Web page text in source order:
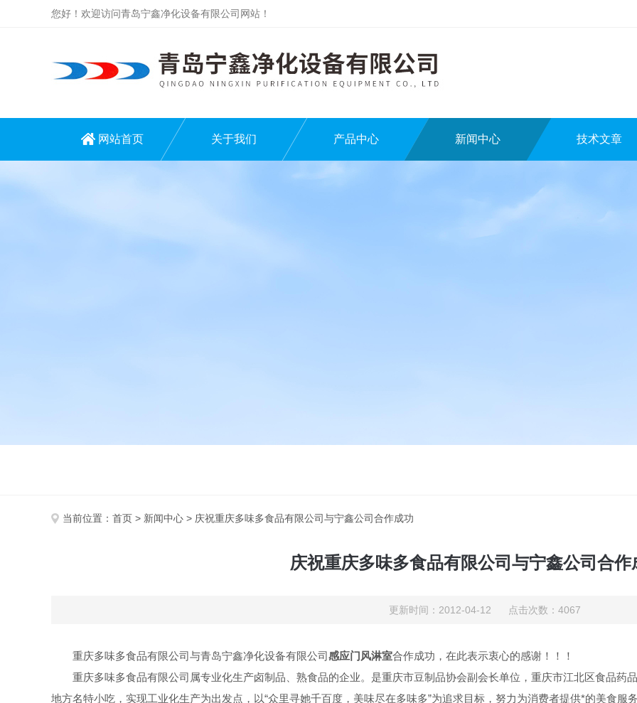
您好！欢迎访问青岛宁鑫净化设备有限公司网站！
网站首页 关于我们 产品中心 新闻中心 技术文章
当前位置： 首页 > 新闻中心 > 庆祝重庆多味多食品有限公司与宁鑫公司合作成功
庆祝重庆多味多食品有限公司与宁鑫公司合作
更新时间：2012-04-12 点击次数：4067
重庆多味多食品有限公司与青岛宁鑫净化设备有限公司感应门风淋室合作成功，在此表示衷心的感谢！！！
重庆多味多食品有限公司属专业化生产卤制品、熟食品的企业。是重庆市豆制品协会副会长单位，重庆市江北区食品药
地方名特小吃，实现工业化生产为出发点，以“众里寻她千百度，美味尽在多味多”为追求目标，努力为消费者提供*的美食服